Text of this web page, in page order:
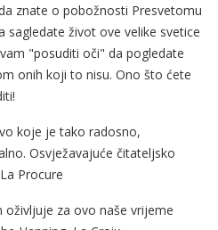
znate o pobožnosti Presvetomu
sagledate život ove velike svetice
"posuditi oči" da pogledate
onih koji to nisu. Ono što ćete
koje je tako radosno,
Osvježavajuće čitateljsko
Procure
za ovo naše vrijeme